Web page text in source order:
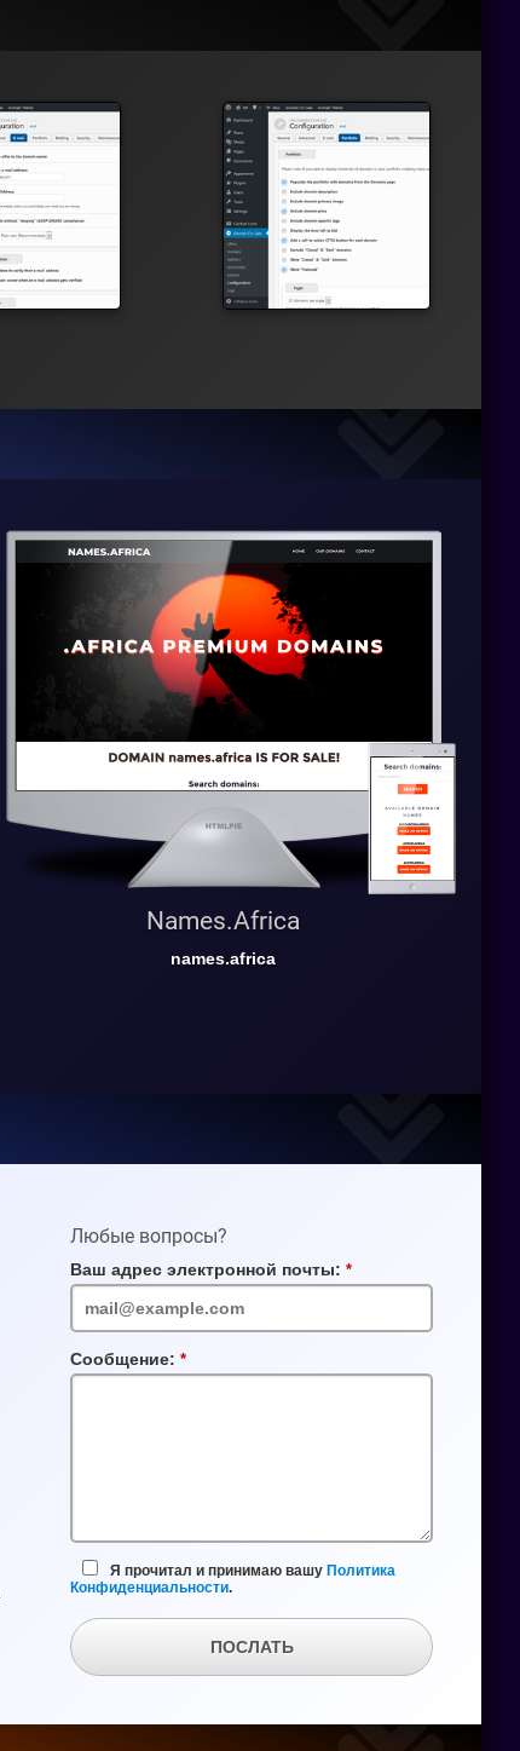
Names.Africa
names.africa
Любые вопросы?
Ваш адрес электронной почты:
поле
Сообщение:
поле
Я прочитал и принимаю вашу Политика
Конфиденциальности.
ПОСЛАТЬ